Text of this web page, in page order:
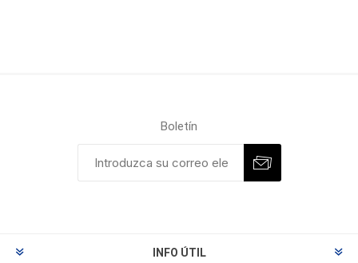
Boletín
INFO ÚTIL